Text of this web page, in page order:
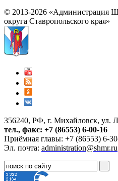
© 2013-2026 «Администрация
округа Ставропольского края»
356240, РФ, г. Михайловск, ул.
тел., факс: +7 (86553) 6-00-16
Приёмная главы: +7 (86553) 6-
Эл. почта: administration@shmr.ru